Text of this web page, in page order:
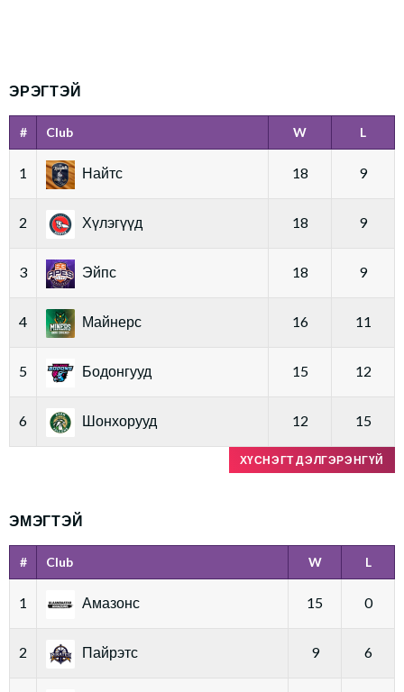
ЭРЭГТЭЙ
# Club W L
1 Найтс 18 9
2 Хүлэгүүд 18 9
3 Эйпс 18 9
4 Майнерс 16 11
5 Бодонгууд 15 12
6 Шонхорууд 12 15
ХҮСНЭГТ ДЭЛГЭРЭНГҮЙ
ЭМЭГТЭЙ
# Club W L
1 Амазонс 15 0
2 Пайрэтс 9 6